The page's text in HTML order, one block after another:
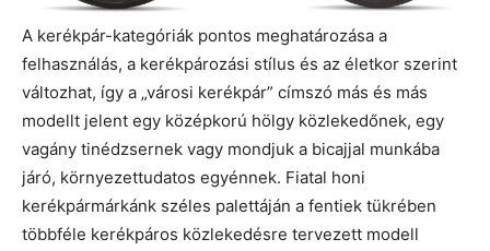
A kerékpár-kategóriák pontos meghatározása a
felhasználás, a kerékpározási stílus és az életkor szerint
változhat, így a „városi kerékpár” címszó más és más
modellt jelent egy középkorú hölgy közlekedőnek, egy
vagány tinédzsernek vagy mondjuk a bicajjal munkába
járó, környezettudatos egyénnek. Fiatal honi
kerékpármárkánk széles palettáján a fentiek tükrében
többféle kerékpáros közlekedésre tervezett modell